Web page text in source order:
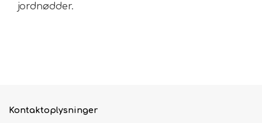
jordnødder.
Kontaktoplysninger